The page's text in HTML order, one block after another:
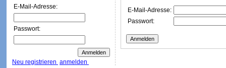
E-Mail-Adresse:
Passwort:
Neu registrieren anmelden
E-Mail-Adresse:
Passwort: